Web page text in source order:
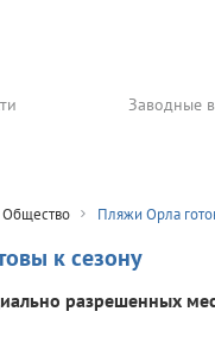
Заводные
Общество Пляжи Орла
к сезону
разрешенных